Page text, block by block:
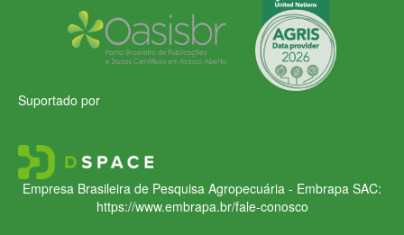
Suportado por
Empresa Brasileira de Pesquisa Agropecuária - Embrapa SAC:
https://www.embrapa.br/fale-conosco